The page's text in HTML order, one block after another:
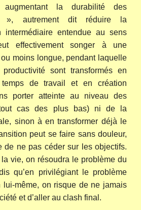
la durabilité des
», autrement dit réduire la
intermédiaire entendue au sens
effectivement songer à une
moins longue, pendant laquelle
sont transformés en
de travail et en création
porter atteinte au niveau des
cas des plus bas) ni de la
sinon à en transformer déjà le
peut se faire sans douleur,
de ne pas céder sur les objectifs.
vie, on résoudra le problème du
qu’en privilégiant le problème
lui-même, on risque de ne jamais
et d’aller au clash final.